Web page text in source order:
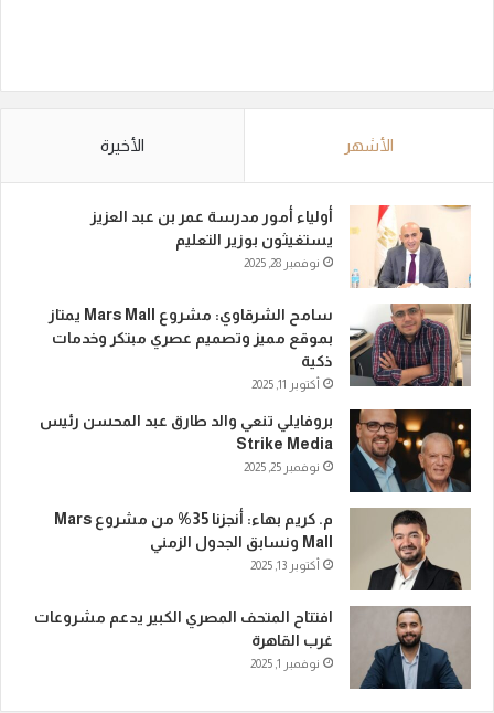
الأشهر الأخيرة
أولياء أمور مدرسة عمر بن عبد العزيز
يستغيثون بوزير التعليم
نوفمبر 28, 2025
سامح الشرقاوي: مشروع Mars Mall يمتاز
بموقع مميز وتصميم عصري مبتكر وخدمات
ذكية
أكتوبر 11, 2025
بروفايلي تنعي والد طارق عبد المحسن رئيس
Strike Media
نوفمبر 25, 2025
م. كريم بهاء: أنجزنا 35% من مشروع Mars
Mall ونسابق الجدول الزمني
أكتوبر 13, 2025
افتتاح المتحف المصري الكبير يدعم مشروعات
غرب القاهرة
نوفمبر 1, 2025